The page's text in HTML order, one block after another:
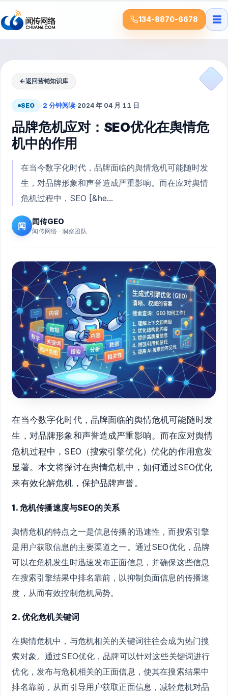
134-8870-6678 ☰
←返回营销知识库
SEO ·2 分钟阅读·2024 年 04 月 11 日
品牌危机应对：SEO优化在舆情危
机中的作用
在当今数字化时代，品牌面临的舆情危机可能随时发
生，对品牌形象和声誉造成严重影响。而在应对舆情
危机过程中，SEO [&he...
闻 闻传GEO
闻传网络 · 洞察团队
在当今数字化时代，品牌面临的舆情危机可能随时发
生，对品牌形象和声誉造成严重影响。而在应对舆情
危机过程中，SEO（搜索引擎优化）优化的作用愈发
显著。本文将探讨在舆情危机中，如何通过SEO优化
来有效化解危机，保护品牌声誉。
1. 危机传播速度与SEO的关系
舆情危机的特点之一是信息传播的迅速性，而搜索引擎
是用户获取信息的主要渠道之一。通过SEO优化，品牌
可以在危机发生时迅速发布正面信息，并确保这些信息
在搜索引擎结果中排名靠前，以抑制负面信息的传播速
度，从而有效控制危机局势。
2. 优化危机关键词
在舆情危机中，与危机相关的关键词往往会成为热门搜
索对象。通过SEO优化，品牌可以针对这些关键词进行
优化，发布与危机相关的正面信息，使其在搜索结果中
排名靠前，从而引导用户获取正面信息，减轻危机对品